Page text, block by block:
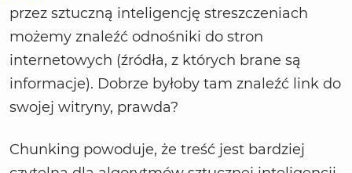
przez sztuczną inteligencję streszczeniach
możemy znaleźć odnośniki do stron
internetowych (źródła, z których brane są
informacje). Dobrze byłoby tam znaleźć link do
swojej witryny, prawda?
Chunking powoduje, że treść jest bardziej